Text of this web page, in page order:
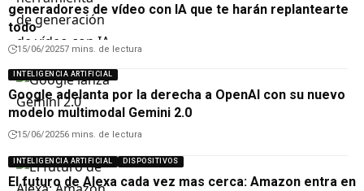
generadores de vídeo con IA que te harán replantearte
todo
15/06/20257 mins. de lectura
INTELIGENCIA ARTIFICIAL
Google adelanta por la derecha a OpenAI con su nuevo
modelo multimodal Gemini 2.0
15/06/20256 mins. de lectura
INTELIGENCIA ARTIFICIAL DISPOSITIVOS
El futuro de Alexa cada vez mas cerca: Amazon entra en